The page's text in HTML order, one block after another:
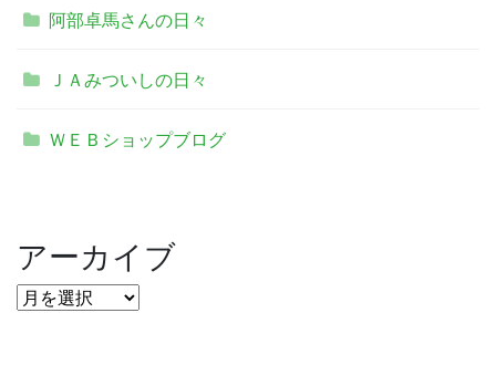
阿部卓馬さんの日々
ＪＡみついしの日々
ＷＥＢショップブログ
アーカイブ
ア